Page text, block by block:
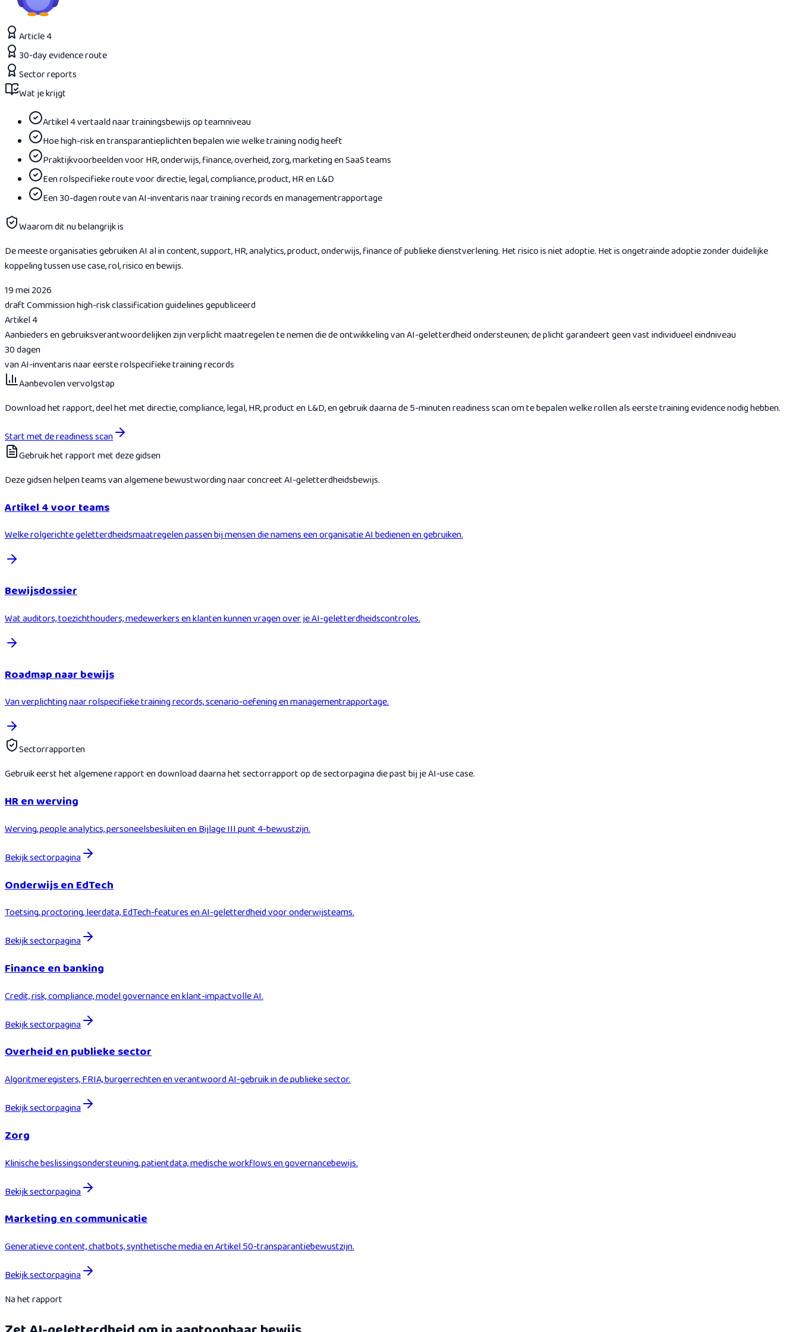
Article 4
30-day evidence route
Sector reports
Wat je krijgt
Artikel 4 vertaald naar trainingsbewijs op teamniveau
Hoe high-risk en transparantieplichten bepalen wie welke training nodig heeft
Praktijkvoorbeelden voor HR, onderwijs, finance, overheid, zorg, marketing en SaaS teams
Een rolspecifieke route voor directie, legal, compliance, product, HR en L&D
Een 30-dagen route van AI-inventaris naar training records en managementrapportage
Waarom dit nu belangrijk is
De meeste organisaties gebruiken AI al in content, support, HR, analytics, product, onderwijs, finance of publieke dienstverlening. Het risico is niet adoptie. Het is ongetrainde adoptie zonder duidelijke
koppeling tussen use case, rol, risico en bewijs.
19 mei 2026
draft Commission high-risk classification guidelines gepubliceerd
Artikel 4
Aanbieders en gebruiksverantwoordelijken zijn verplicht maatregelen te nemen die de ontwikkeling van AI-geletterdheid ondersteunen; de plicht garandeert geen vast individueel eindniveau
30 dagen
van AI-inventaris naar eerste rolspecifieke training records
Aanbevolen vervolgstap
Download het rapport, deel het met directie, compliance, legal, HR, product en L&D, en gebruik daarna de 5-minuten readiness scan om te bepalen welke rollen als eerste training evidence nodig hebben.
Start met de readiness scan
Gebruik het rapport met deze gidsen
Deze gidsen helpen teams van algemene bewustwording naar concreet AI-geletterdheidsbewijs.
Artikel 4 voor teams
Welke rolgerichte geletterdheidsmaatregelen passen bij mensen die namens een organisatie AI bedienen en gebruiken.
Bewijsdossier
Wat auditors, toezichthouders, medewerkers en klanten kunnen vragen over je AI-geletterdheidscontroles.
Roadmap naar bewijs
Van verplichting naar rolspecifieke training records, scenario-oefening en managementrapportage.
Sectorrapporten
Gebruik eerst het algemene rapport en download daarna het sectorrapport op de sectorpagina die past bij je AI-use case.
HR en werving
Werving, people analytics, personeelsbesluiten en Bijlage III punt 4-bewustzijn.
Bekijk sectorpagina
Onderwijs en EdTech
Toetsing, proctoring, leerdata, EdTech-features en AI-geletterdheid voor onderwijsteams.
Bekijk sectorpagina
Finance en banking
Credit, risk, compliance, model governance en klant-impactvolle AI.
Bekijk sectorpagina
Overheid en publieke sector
Algoritmeregisters, FRIA, burgerrechten en verantwoord AI-gebruik in de publieke sector.
Bekijk sectorpagina
Zorg
Klinische beslissingsondersteuning, patientdata, medische workflows en governancebewijs.
Bekijk sectorpagina
Marketing en communicatie
Generatieve content, chatbots, synthetische media en Artikel 50-transparantiebewustzijn.
Bekijk sectorpagina
Na het rapport